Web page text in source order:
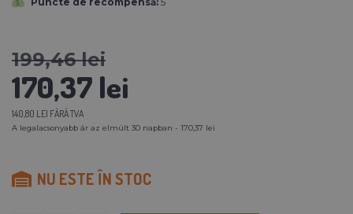
199,46 lei
170,37 lei
140,80 LEI FĂRĂ TVA
A legalacsonyabb ár az elmúlt 30 napban - 170,37 lei
NU ESTE ÎN STOC